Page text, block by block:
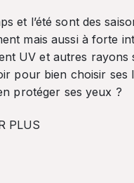
et l’été sont des
mais aussi à forte
UV et autres rayons
pour bien choisir ses
protéger ses yeux ?
PLUS